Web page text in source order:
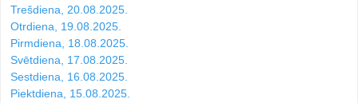
Trešdiena, 20.08.2025.
Otrdiena, 19.08.2025.
Pirmdiena, 18.08.2025.
Svētdiena, 17.08.2025.
Sestdiena, 16.08.2025.
Piektdiena, 15.08.2025.